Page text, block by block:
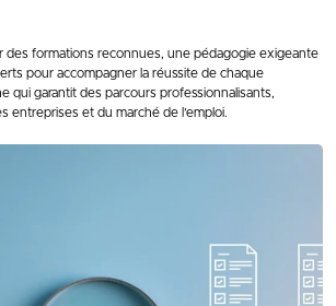
des formations reconnues, une pédagogie exigeante
pour accompagner la réussite de chaque
qui garantit des parcours professionnalisants,
entreprises et du marché de l’emploi.